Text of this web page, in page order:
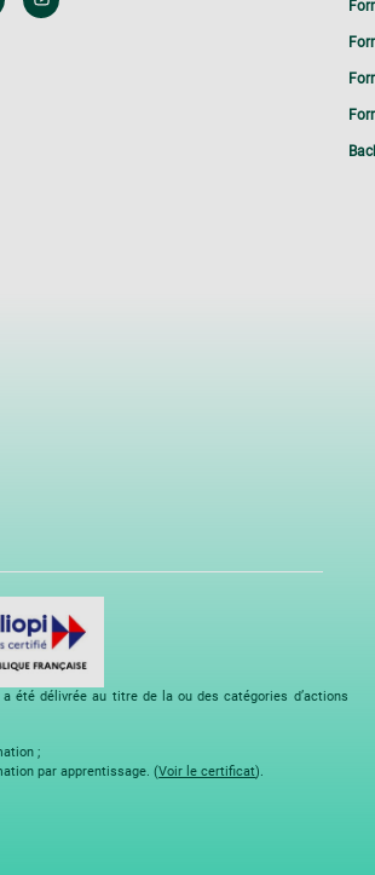
été délivrée au titre de la ou des catégories d’actions
;
par apprentissage. (Voir le certificat).